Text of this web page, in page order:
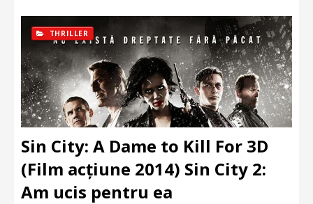
THRILLER
Sin City: A Dame to Kill For 3D
(Film acțiune 2014) Sin City 2:
Am ucis pentru ea